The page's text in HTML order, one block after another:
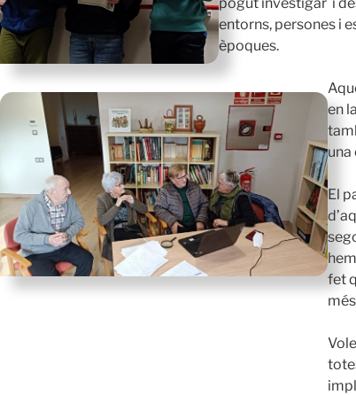
entorns, persones i
èpoques.
en
una
El
fet